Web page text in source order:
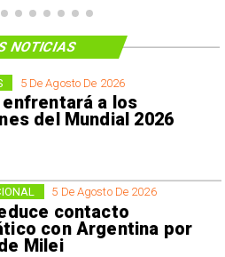
5 De Agosto De 2026
enfrentará a los
del Mundial 2026
5 De Agosto De 2026
contacto
con Argentina por
Milei
NOTICIAS